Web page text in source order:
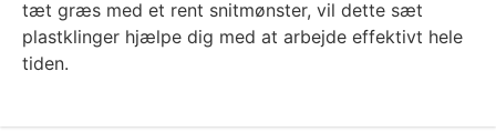
tæt græs med et rent snitmønster, vil dette sæt
plastklinger hjælpe dig med at arbejde effektivt hele
tiden.